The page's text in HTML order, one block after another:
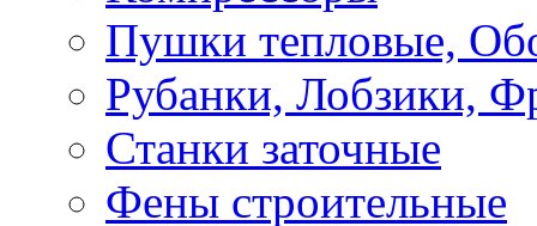
Пушки тепловые,
Рубанки, Лобзики,
Станки заточные
Фены строительные